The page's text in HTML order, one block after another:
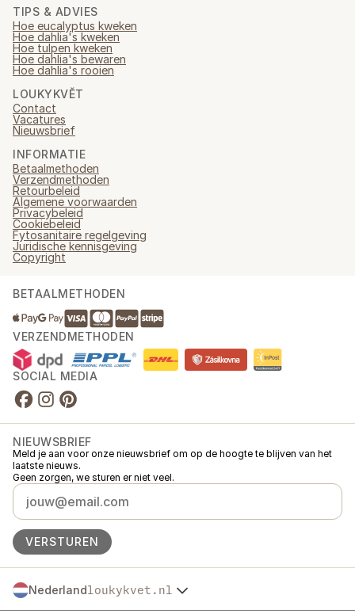
TIPS & ADVIES
Hoe eucalyptus kweken
Hoe dahlia's kweken
Hoe tulpen kweken
Hoe dahlia's bewaren
Hoe dahlia's rooien
LOUKYKVĚT
Contact
Vacatures
Nieuwsbrief
INFORMATIE
Betaalmethoden
Verzendmethoden
Retourbeleid
Algemene voorwaarden
Privacybeleid
Cookiebeleid
Fytosanitaire regelgeving
Juridische kennisgeving
Copyright
BETAALMETHODEN
VERZENDMETHODEN
SOCIAL MEDIA
NIEUWSBRIEF
Meld je aan voor onze nieuwsbrief om op de hoogte te blijven van het
laatste nieuws.
Geen zorgen, we sturen er niet veel.
VERSTUREN
Nederlandloukykvet.nl
Česko